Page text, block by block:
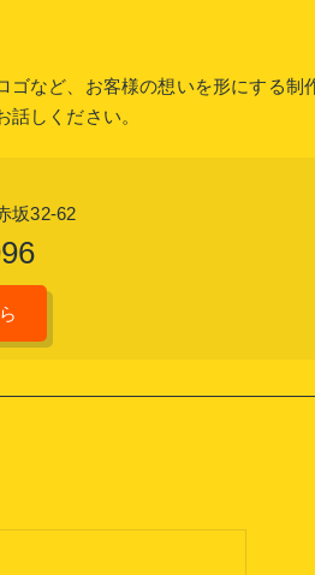
など、お客様の想いを形にする制
しください。
坂32-62